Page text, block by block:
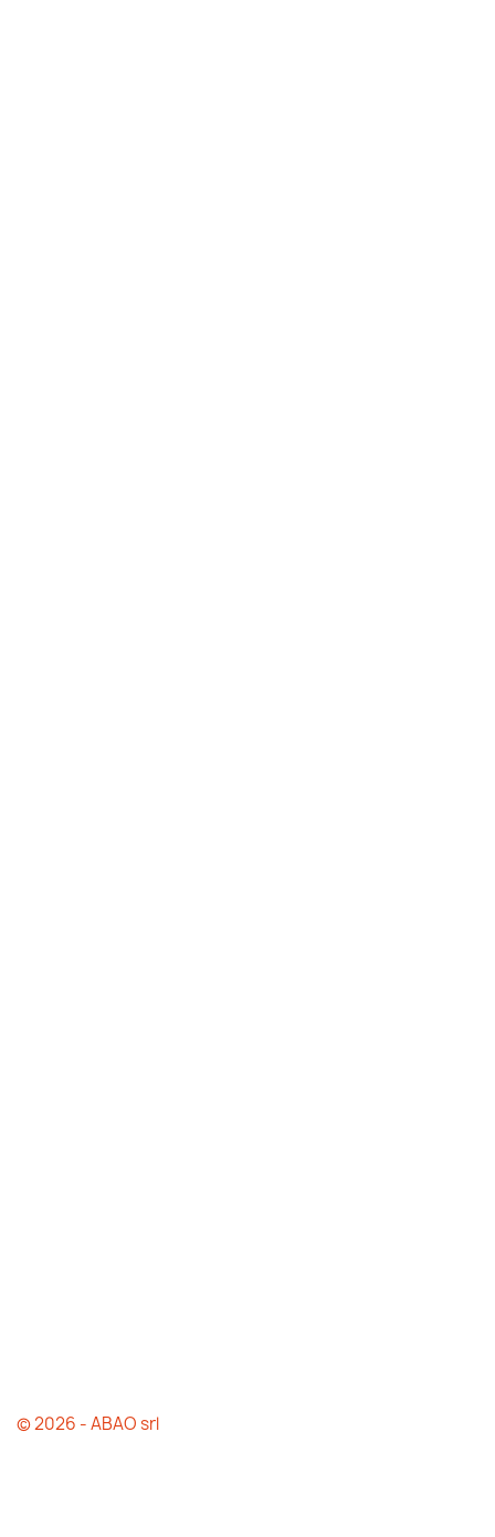
© 2026 - ABAO srl